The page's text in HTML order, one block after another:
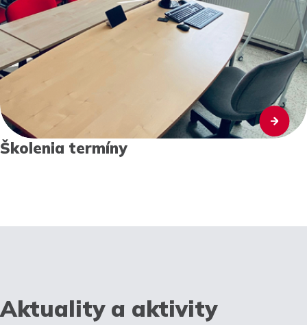
Školenia termíny
Aktuality a aktivity